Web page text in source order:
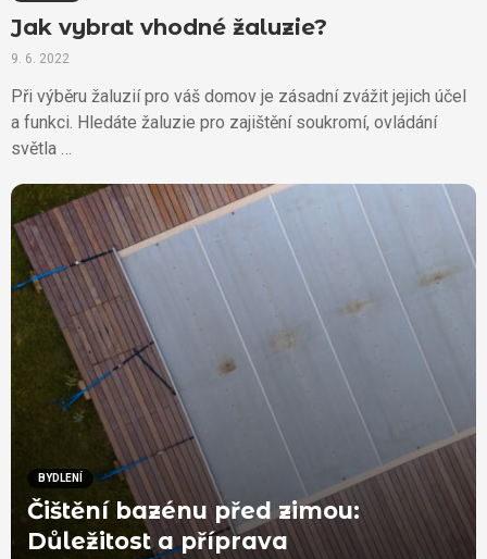
Jak vybrat vhodné žaluzie?
9. 6. 2022
Při výběru žaluzií pro váš domov je zásadní zvážit jejich účel
a funkci. Hledáte žaluzie pro zajištění soukromí, ovládání
světla …
BYDLENÍ
Čištění bazénu před zimou:
Důležitost a příprava